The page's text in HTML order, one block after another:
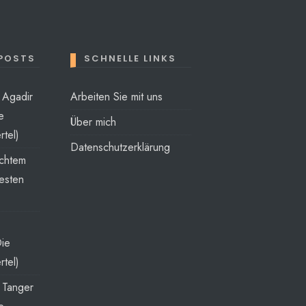
SCHNELLE LINKS
Arbeiten Sie mit uns
Über mich
Datenschutzerklärung